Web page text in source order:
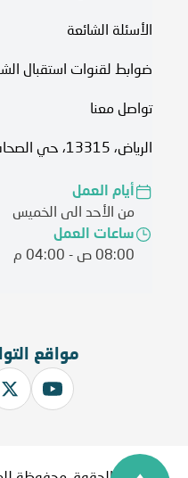
الأسئلة الشائعة
ضوابط لقنوات استقبال
تواصل معنا
الرياض، 13315، حي الصحافة شارع العليا 7370 - 7298
أيام العمل
من الأحد الى الخميس
ساعات العمل
08:00 ص - 04:00 م
مواقع